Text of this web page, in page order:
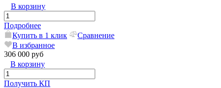
В корзину
Подробнее
Купить в 1 клик
Сравнение
В избранное
306 000 руб
В корзину
Получить КП